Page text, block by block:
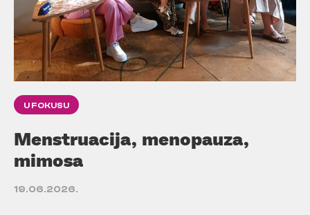
U FOKUSU
Menstruacija, menopauza,
mimosa
19.06.2026.